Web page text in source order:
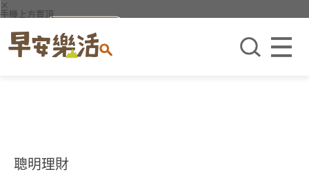
×
手機上方置頂
聰明理財